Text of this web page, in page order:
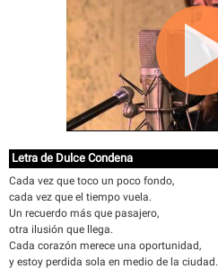
Letra de Dulce Condena
Cada vez que toco un poco fondo,
cada vez que el tiempo vuela.
Un recuerdo más que pasajero,
otra ilusión que llega.
Cada corazón merece una oportunidad,
y estoy perdida sola en medio de la ciudad.